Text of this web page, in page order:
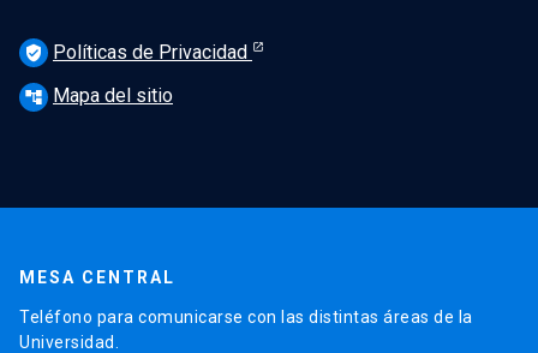
verified_user Políticas de Privacidad
account_tree Mapa del sitio
MESA CENTRAL
Teléfono para comunicarse con las distintas áreas de la
Universidad.